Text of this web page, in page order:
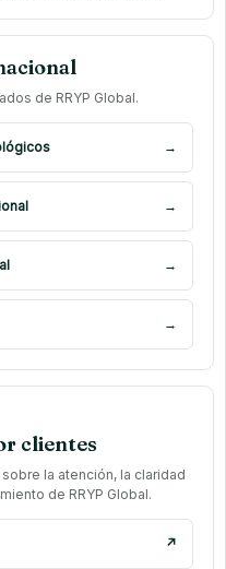
de RRYP Global.
→
→
→
→
clientes
la atención, la claridad
de RRYP Global.
↗